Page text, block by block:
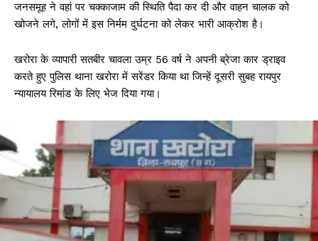
जनसमूह ने वहां पर चक्काजाम की स्थिति पैदा कर दी और वाहन चालक को
खोजने लगे, लोगों में इस निर्मम दुर्घटना को लेकर भारी आक्रोश है।
खरोरा के व्यापारी सतबीर चावला उम्र 56 वर्ष ने अपनी ब्रेजा कार ड्राइव
करते हुए पुलिस थाना खरोरा में सरेंडर किया था जिन्हें दूसरी सुबह रायपुर
न्यायालय रिमांड के लिए भेज दिया गया।